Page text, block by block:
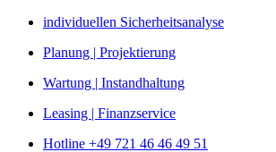
Zum
springen
individuellen Sicherheitsanalyse
Planung | Projektierung
Wartung | Instandhaltung
Leasing | Finanzservice
Hotline +49 721 46 46 49 51